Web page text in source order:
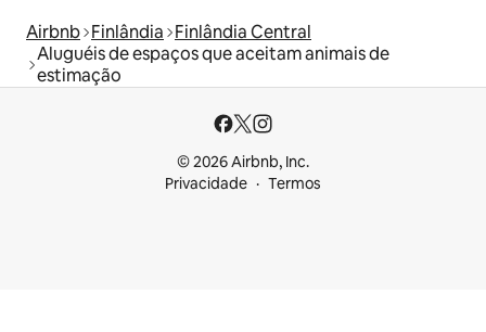
Airbnb Finlândia Finlândia Central
Aluguéis de espaços que aceitam animais de
estimação
© 2026 Airbnb, Inc.
Privacidade
Termos